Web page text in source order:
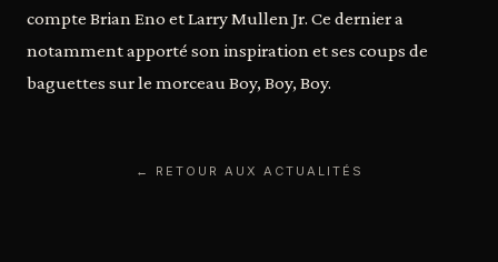
compte Brian Eno et Larry Mullen Jr. Ce dernier a
notamment apporté son inspiration et ses coups de
baguettes sur le morceau Boy, Boy, Boy.
← RETOUR AUX ACTUALITÉS